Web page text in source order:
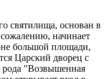
святилища, основан в
начинает
большой площади,
Царский дворец с
"Возвышенная